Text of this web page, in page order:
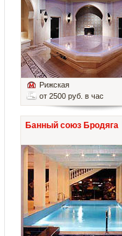
Рижская
от 2500 руб. в час
Банный союз Бродяга